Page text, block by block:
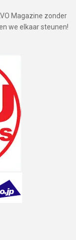
Magazine zonder
we elkaar steunen!